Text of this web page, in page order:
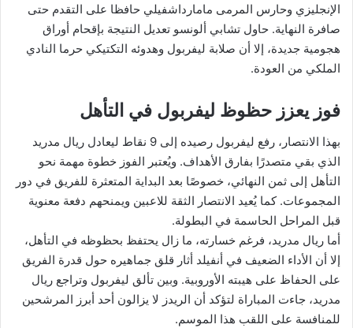
الإنجليزي وحارس المرمى مامارداشفيلي حافظا على التقدم حتى
صافرة النهاية. حاول تشابي ألونسو تعديل النتيجة بإقحام أوراق
هجومية جديدة، إلا أن صلابة ليفربول وهدوئه التكتيكي حرما النادي
الملكي من العودة.
فوز يعزز حظوظ ليفربول في التأهل
بهذا الانتصار، رفع ليفربول رصيده إلى 9 نقاط ليعادل ريال مدريد
الذي بقي متصدرًا بفارق الأهداف. ويُعتبر الفوز خطوة مهمة نحو
التأهل إلى ثمن النهائي، خصوصًا بعد البداية المتعثرة للفريق في دور
المجموعات. كما يُعيد الانتصار الثقة للاعبين ويمنحهم دفعة معنوية
قبل المراحل الحاسمة في البطولة.
أما ريال مدريد، فرغم خسارته، ما زال يحتفظ بحظوظه في التأهل،
إلا أن الأداء الضعيف في أنفيلد أثار قلق جماهيره حول قدرة الفريق
على الحفاظ على هيبته الأوروبية. وبين تألق ليفربول وتراجع ريال
مدريد، جاءت المباراة لتؤكد أن الريدز لا يزالون أحد أبرز المرشحين
للمنافسة على اللقب هذا الموسم.